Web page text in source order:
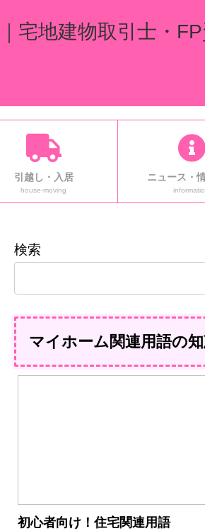
宅地建物取引士・
引越し・入居
house-moving
ニュース・
検索
マイホーム関連用語の
初心者向け！住宅関連用語